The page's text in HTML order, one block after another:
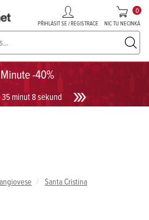
-40%
35 minut 7 sekund
PŘIHLÁSIT SE / REGISTRACE NIC TU NECINKÁ
0
do -30%!UKÁZAT PROSECCO
Santa Cristina